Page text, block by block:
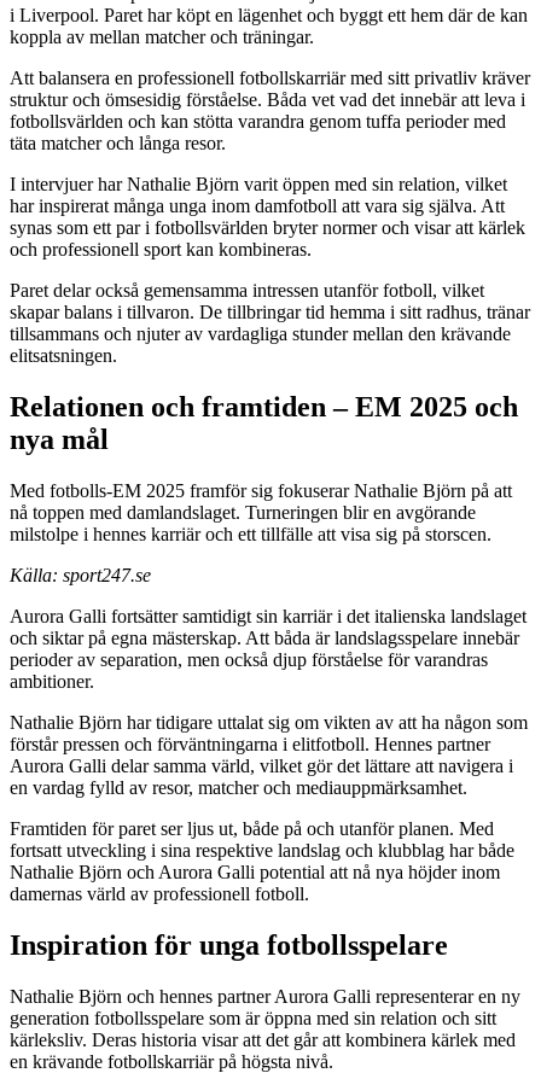
i Liverpool. Paret har köpt en lägenhet och byggt ett hem där de kan
koppla av mellan matcher och träningar.
Att balansera en professionell fotbollskarriär med sitt privatliv kräver
struktur och ömsesidig förståelse. Båda vet vad det innebär att leva i
fotbollsvärlden och kan stötta varandra genom tuffa perioder med
täta matcher och långa resor.
I intervjuer har Nathalie Björn varit öppen med sin relation, vilket
har inspirerat många unga inom damfotboll att vara sig själva. Att
synas som ett par i fotbollsvärlden bryter normer och visar att kärlek
och professionell sport kan kombineras.
Paret delar också gemensamma intressen utanför fotboll, vilket
skapar balans i tillvaron. De tillbringar tid hemma i sitt radhus, tränar
tillsammans och njuter av vardagliga stunder mellan den krävande
elitsatsningen.
Relationen och framtiden – EM 2025 och
nya mål
Med fotbolls-EM 2025 framför sig fokuserar Nathalie Björn på att
nå toppen med damlandslaget. Turneringen blir en avgörande
milstolpe i hennes karriär och ett tillfälle att visa sig på storscen.
Källa: sport247.se
Aurora Galli fortsätter samtidigt sin karriär i det italienska landslaget
och siktar på egna mästerskap. Att båda är landslagsspelare innebär
perioder av separation, men också djup förståelse för varandras
ambitioner.
Nathalie Björn har tidigare uttalat sig om vikten av att ha någon som
förstår pressen och förväntningarna i elitfotboll. Hennes partner
Aurora Galli delar samma värld, vilket gör det lättare att navigera i
en vardag fylld av resor, matcher och mediauppmärksamhet.
Framtiden för paret ser ljus ut, både på och utanför planen. Med
fortsatt utveckling i sina respektive landslag och klubblag har både
Nathalie Björn och Aurora Galli potential att nå nya höjder inom
damernas värld av professionell fotboll.
Inspiration för unga fotbollsspelare
Nathalie Björn och hennes partner Aurora Galli representerar en ny
generation fotbollsspelare som är öppna med sin relation och sitt
kärleksliv. Deras historia visar att det går att kombinera kärlek med
en krävande fotbollskarriär på högsta nivå.